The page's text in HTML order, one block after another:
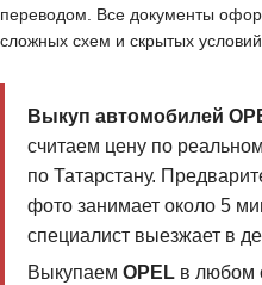
переводом. Все документы
сложных схем и скрытых условий.
Выкуп автомобилей
считаем цену по
по Татарстану.
фото занимает около 5
специалист выезжает в
Выкупаем OPELв любом